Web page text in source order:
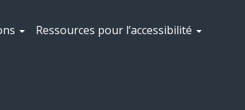
Ressources pour l’accessibilité